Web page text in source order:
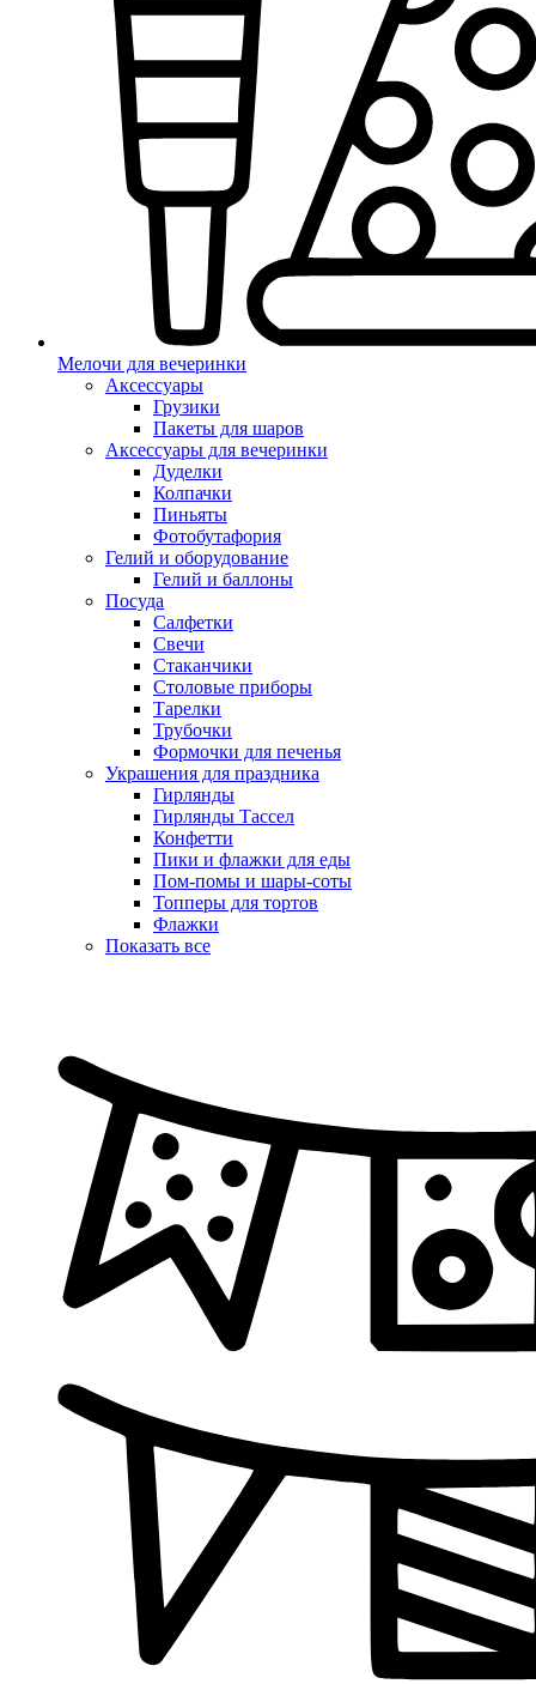
Мелочи для вечеринки
Аксессуары
Грузики
Пакеты для шаров
Аксессуары для вечеринки
Дуделки
Колпачки
Пиньяты
Фотобутафория
Гелий и оборудование
Гелий и баллоны
Посуда
Салфетки
Свечи
Стаканчики
Столовые приборы
Тарелки
Трубочки
Формочки для печенья
Украшения для праздника
Гирлянды
Гирлянды Тассел
Конфетти
Пики и флажки для еды
Пом-помы и шары-соты
Топперы для тортов
Флажки
Показать все